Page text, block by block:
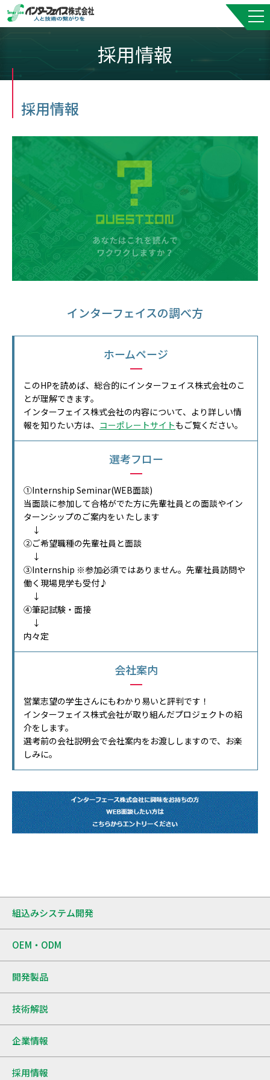
採用情報
採用情報
インターフェイスの調べ方
ホームページ
このHPを読めば、総合的にインターフェイス株式会社のこ
とが理解できます。
インターフェイス株式会社の内容について、より詳しい情
報を知りたい方は、 コーポレートサイトもご覧ください。
選考フロー
①Internship Seminar(WEB面談)
当面談に参加して合格がでた方に先輩社員との面談やイン
ターンシップのご案内をい たします
↓
②ご希望職種の先輩社員と面談
↓
③Internship ※参加必須ではありません。先輩社員訪問や
働く現場見学も受付♪
↓
④筆記試験・面接
↓
内々定
会社案内
営業志望の学生さんにもわかり易いと評判です！
インターフェイス株式会社が取り組んだプロジェクトの紹
介をします。
選考前の会社説明会で会社案内をお渡ししますので、お楽
しみに。
組込みシステム開発
OEM・ODM
開発製品
技術解説
企業情報
採用情報